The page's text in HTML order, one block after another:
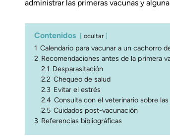
administrar las primeras vacunas y
Contenidos ocultar
1 Calendario para vacunar a un cachorro
2 Recomendaciones antes de la primera
2.1 Desparasitación
2.2 Chequeo de salud
2.3 Evitar el estrés
2.4 Consulta con el veterinario sobre
2.5 Cuidados post-vacunación
3 Referencias bibliográficas